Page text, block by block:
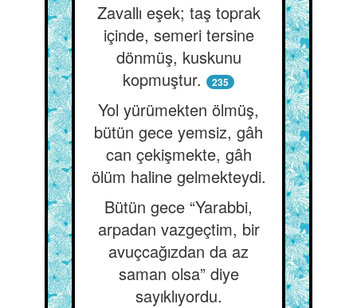
Zavallı eşek; taş toprak
içinde, semeri tersine
dönmüş, kuskunu
kopmuştur.
235
Yol yürümekten ölmüş,
bütün gece yemsiz, gâh
can çekişmekte, gâh
ölüm haline gelmekteydi.
Bütün gece “Yarabbi,
arpadan vazgeçtim, bir
avuçcağızdan da az
saman olsa” diye
sayıklıyordu.